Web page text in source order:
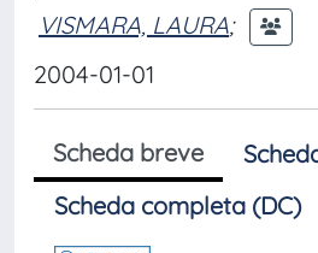
VISMARA, LAURA;
2004-01-01
Scheda breve
Scheda completa (DC)